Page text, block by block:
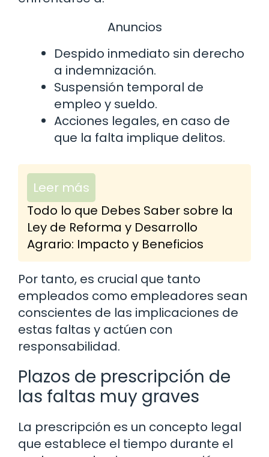
Anuncios
Despido inmediato sin derecho
a indemnización.
Suspensión temporal de
empleo y sueldo.
Acciones legales, en caso de
que la falta implique delitos.
Leer más
Todo lo que Debes Saber sobre la
Ley de Reforma y Desarrollo
Agrario: Impacto y Beneficios
Por tanto, es crucial que tanto
empleados como empleadores sean
conscientes de las implicaciones de
estas faltas y actúen con
responsabilidad.
Plazos de prescripción de
las faltas muy graves
La prescripción es un concepto legal
que establece el tiempo durante el